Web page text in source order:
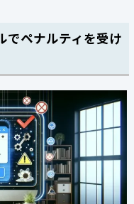
でペナルティを受け